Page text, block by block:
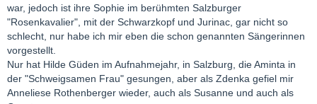
war, jedoch ist ihre Sophie im berühmten Salzburger
"Rosenkavalier", mit der Schwarzkopf und Jurinac, gar nicht so
schlecht, nur habe ich mir eben die schon genannten Sängerinnen
vorgestellt.
Nur hat Hilde Güden im Aufnahmejahr, in Salzburg, die Aminta in
der "Schweigsamen Frau" gesungen, aber als Zdenka gefiel mir
Anneliese Rothenberger wieder, auch als Susanne und auch als